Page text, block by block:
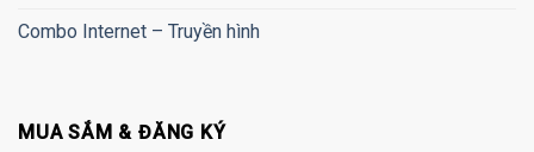
Combo Internet – Truyền hình
MUA SẮM & ĐĂNG KÝ